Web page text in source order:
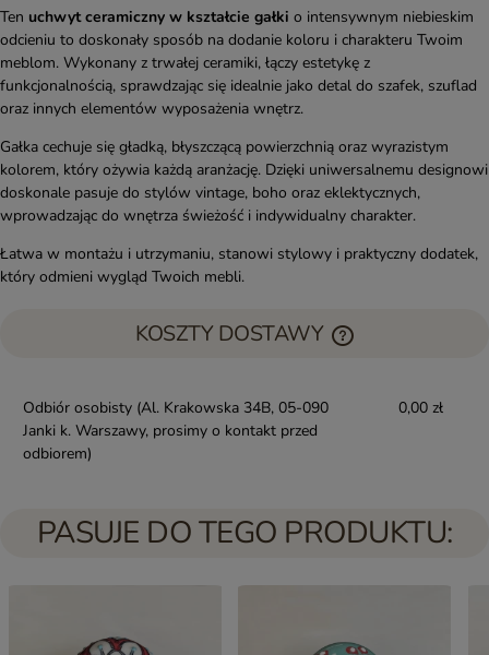
Ten uchwyt ceramiczny w kształcie gałki o intensywnym niebieskim
odcieniu to doskonały sposób na dodanie koloru i charakteru Twoim
meblom. Wykonany z trwałej ceramiki, łączy estetykę z
funkcjonalnością, sprawdzając się idealnie jako detal do szafek, szuflad
oraz innych elementów wyposażenia wnętrz.
Gałka cechuje się gładką, błyszczącą powierzchnią oraz wyrazistym
kolorem, który ożywia każdą aranżację. Dzięki uniwersalnemu designowi
doskonale pasuje do stylów vintage, boho oraz eklektycznych,
wprowadzając do wnętrza świeżość i indywidualny charakter.
Łatwa w montażu i utrzymaniu, stanowi stylowy i praktyczny dodatek,
który odmieni wygląd Twoich mebli.
KOSZTY DOSTAWY
Odbiór osobisty (Al. Krakowska 34B, 05-090
Janki k. Warszawy, prosimy o kontakt przed
odbiorem)
0,00 zł
PASUJE DO TEGO PRODUKTU: